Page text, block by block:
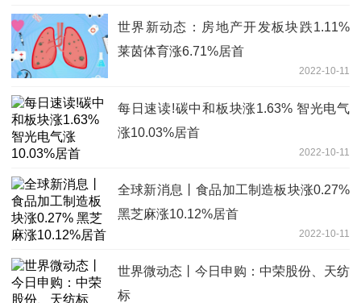
世界新动态：房地产开发板块跌1.11%
莱茵体育涨6.71%居首
2022-10-11
每日速读!碳中和板块涨1.63% 智光电气
涨10.03%居首
2022-10-11
全球新消息丨食品加工制造板块涨0.27%
黑芝麻涨10.12%居首
2022-10-11
世界微动态丨今日申购：中荣股份、天纺
标